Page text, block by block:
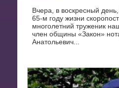
Вчера, в воскресный
65-м году жизни
многолетний труженик
член общины «Закон»
Анатольевич...